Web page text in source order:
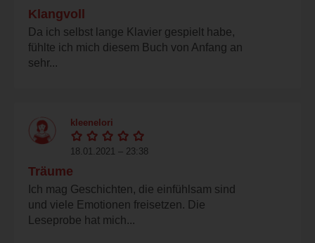
Klangvoll
Da ich selbst lange Klavier gespielt habe,
fühlte ich mich diesem Buch von Anfang an
sehr...
kleenelori
18.01.2021 – 23:38
Träume
Ich mag Geschichten, die einfühlsam sind
und viele Emotionen freisetzen. Die
Leseprobe hat mich...